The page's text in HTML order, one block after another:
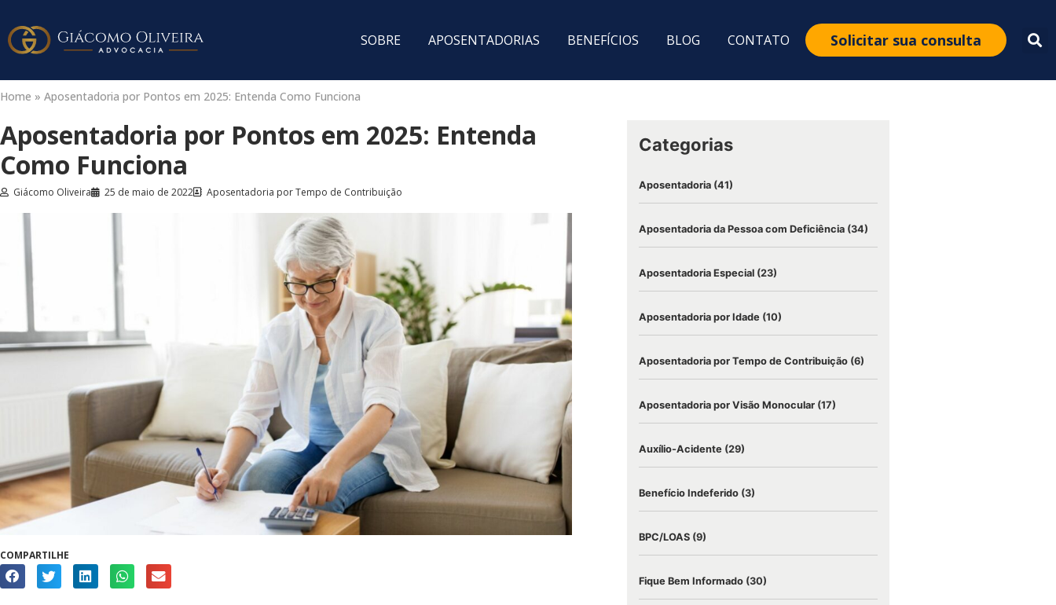
SOBRE APOSENTADORIAS BENEFÍCIOS BLOG CONTATO Solicitar sua consulta
Home » Aposentadoria por Pontos em 2025: Entenda Como Funciona
Aposentadoria por Pontos em 2025: Entenda
Como Funciona
Giácomo Oliveira 25 de maio de 2022 Aposentadoria por Tempo de Contribuição
COMPARTILHE
Categorias
Aposentadoria (41)
Aposentadoria da Pessoa com Deficiência (34)
Aposentadoria Especial (23)
Aposentadoria por Idade (10)
Aposentadoria por Tempo de Contribuição (6)
Aposentadoria por Visão Monocular (17)
Auxílio-Acidente (29)
Benefício Indeferido (3)
BPC/LOAS (9)
Fique Bem Informado (30)